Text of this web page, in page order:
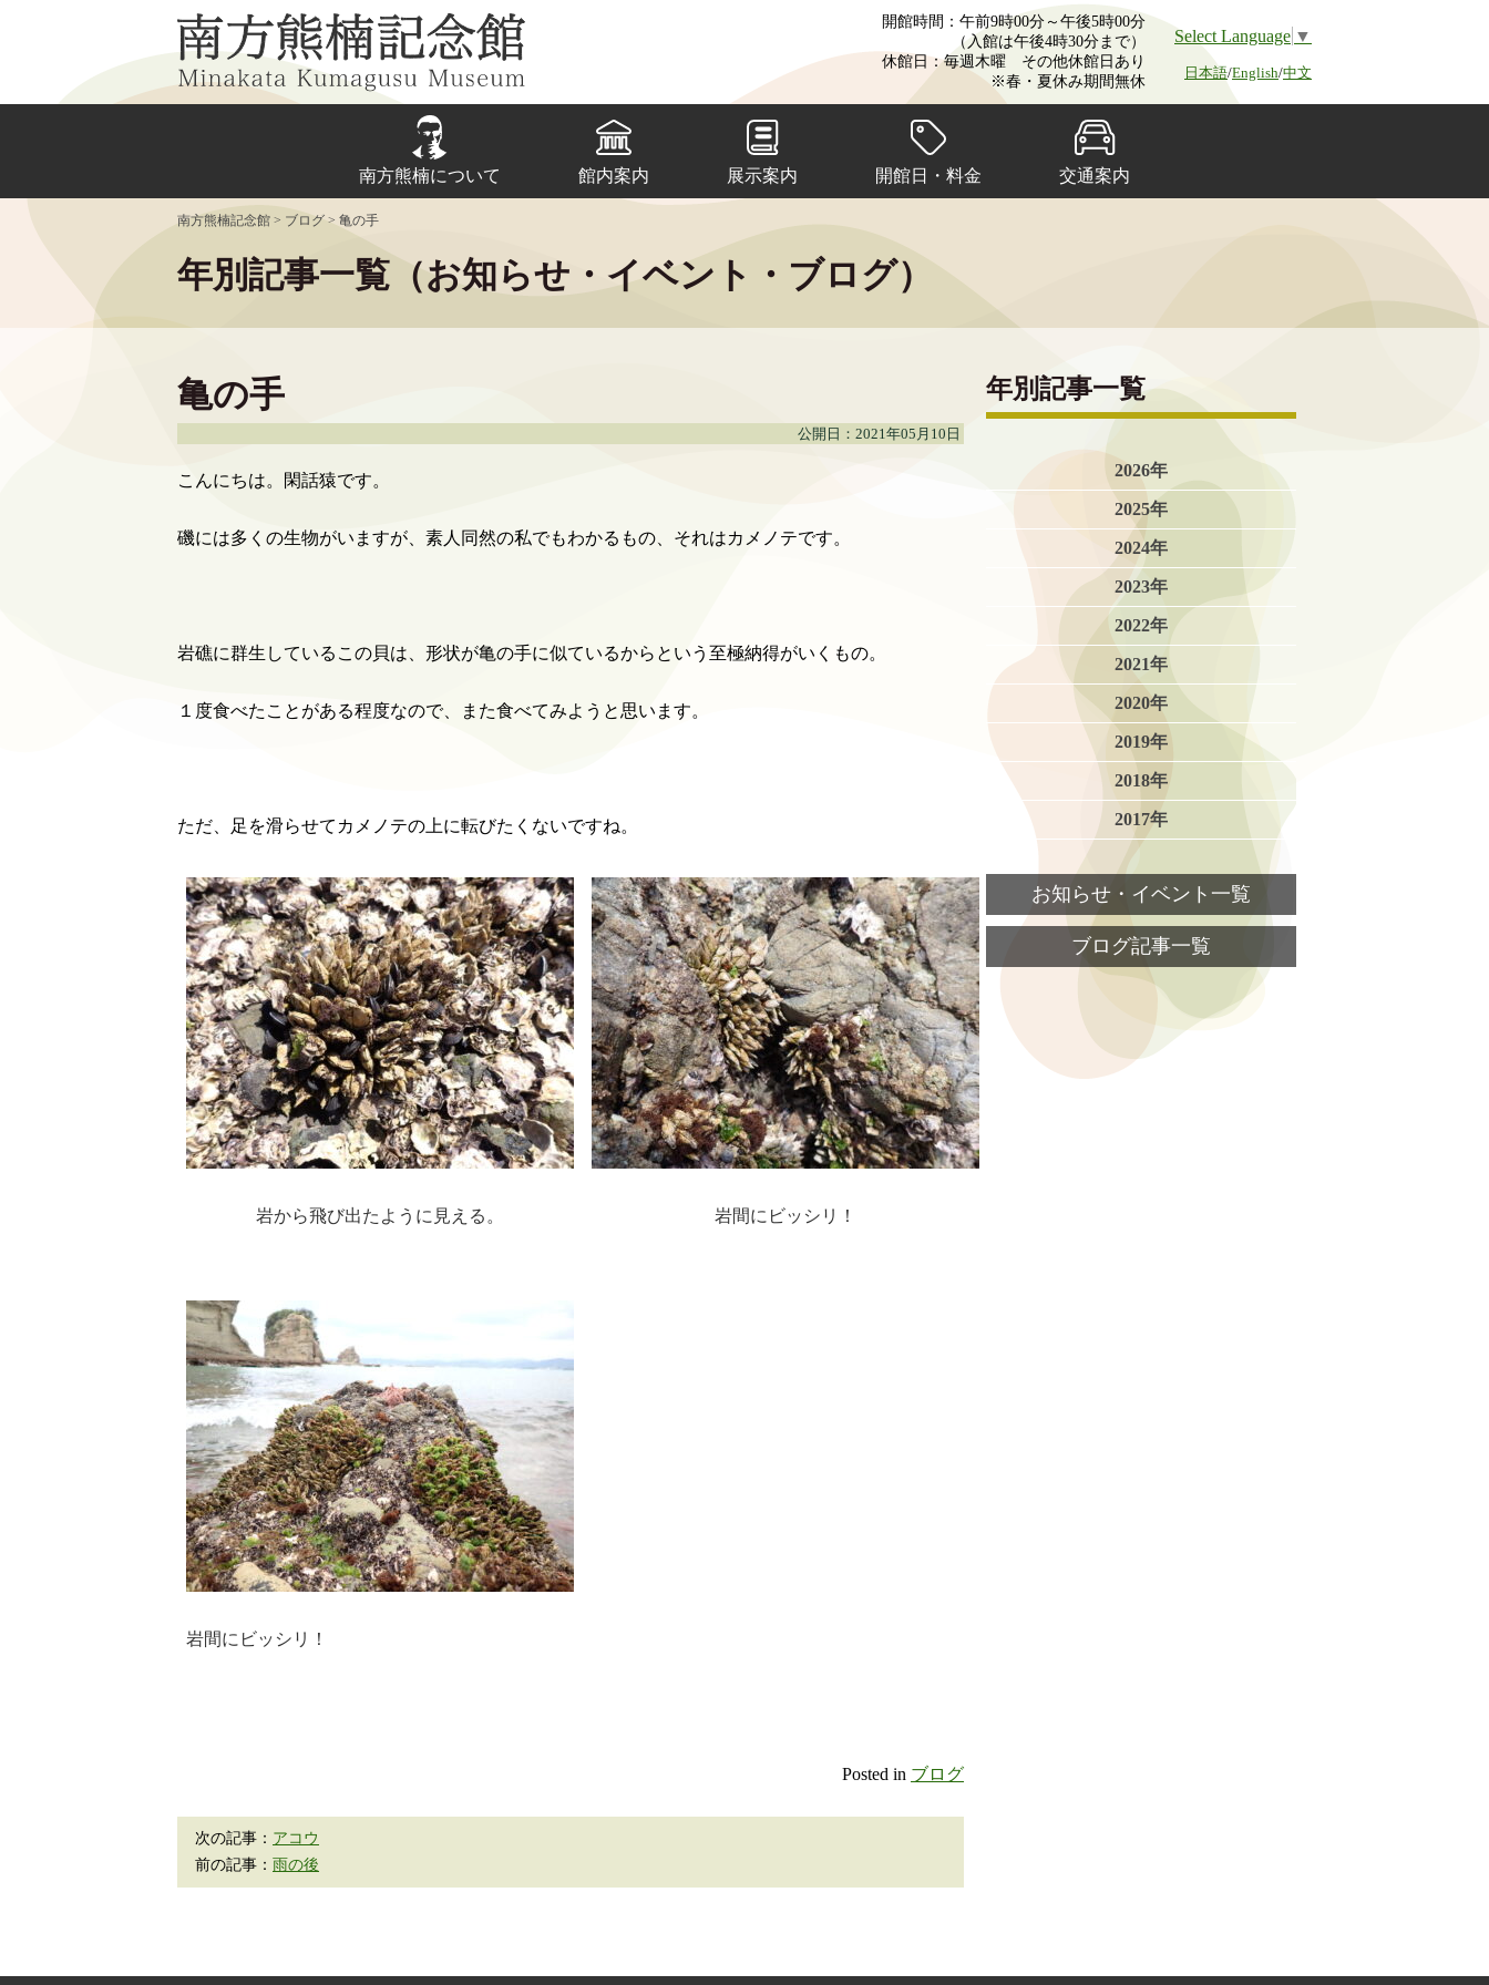
開館時間：午前9時00分～午後5時00分
（入館は午後4時30分まで）
休館日：毎週木曜 その他休館日あり
※春・夏休み期間無休
Select Language ▼
日本語/English/中文
南方熊楠について 館内案内 展示案内 開館日・料金 交通案内
南方熊楠記念館 > ブログ > 亀の手
年別記事一覧（お知らせ・イベント・ブログ）
亀の手
公開日：2021年05月10日
こんにちは。閑話猿です。
磯には多くの生物がいますが、素人同然の私でもわかるもの、それはカメノテです。
岩礁に群生しているこの貝は、形状が亀の手に似ているからという至極納得がいくもの。
１度食べたことがある程度なので、また食べてみようと思います。
ただ、足を滑らせてカメノテの上に転びたくないですね。
岩から飛び出たように見える。 岩間にビッシリ！
岩間にビッシリ！
Posted in ブログ
次の記事： アコウ
前の記事： 雨の後
年別記事一覧
2026年
2025年
2024年
2023年
2022年
2021年
2020年
2019年
2018年
2017年
お知らせ・イベント一覧
ブログ記事一覧